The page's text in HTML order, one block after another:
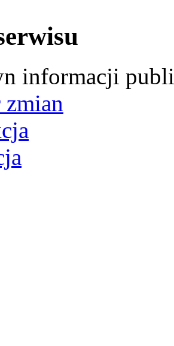
informacji
zmian